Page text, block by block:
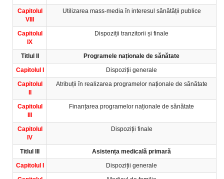
Capitolul
VIII
Utilizarea mass-media în interesul sănătății publice
Capitolul
IX
Dispoziții tranzitorii și finale
Titlul II
Programele naționale de sănătate
Capitolul I
Dispoziții generale
Capitolul
Atribuții în realizarea programelor naționale de sănătate
Capitolul
Finanțarea programelor naționale de sănătate
Capitolul
IV
Dispoziții finale
Titlul III
Asistența medicală primară
Capitolul I
Dispoziții generale